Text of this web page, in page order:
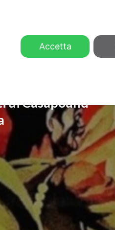
di Casapound
Accetta